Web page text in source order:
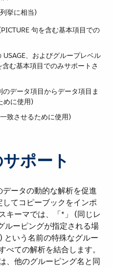
挙に相当)
句を含む基本項目での
、およびグループレベル
む基本項目でのみサポートさ
データ項目からデータ項目ま
めに使用)
致させるために使用)
サポート
データの動的な解析を促進
してコピーブックをインポ
キーマでは、「*」 (同じレ
ルーピングが指定される場
いう名前の特殊なグルー
べての解析を結合します。
、他のグルーピング名と同